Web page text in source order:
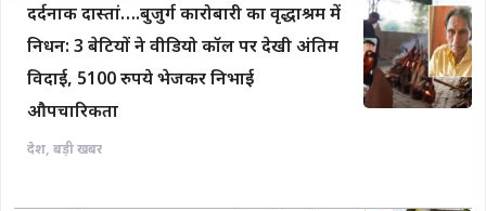
दर्दनाक दास्तां….बुजुर्ग कारोबारी का वृद्धाश्रम में
निधन: 3 बेटियों ने वीडियो कॉल पर देखी अंतिम
विदाई, 5100 रुपये भेजकर निभाई
औपचारिकता
देश, बड़ी खबर